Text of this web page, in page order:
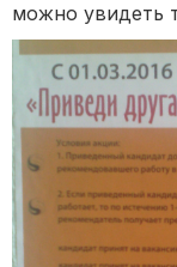
можно увидеть